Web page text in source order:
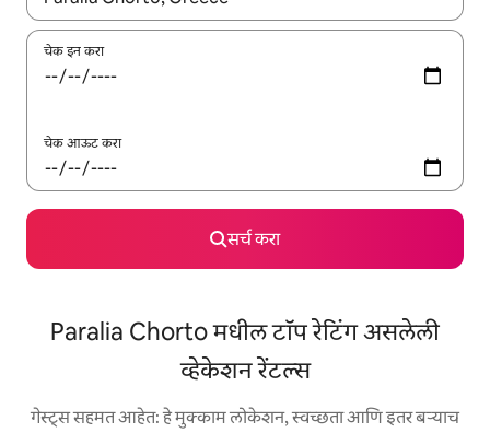
चेक इन करा
चेक आऊट करा
सर्च करा
Paralia Chorto मधील टॉप रेटिंग असलेली
व्हेकेशन रेंटल्स
गेस्ट्स सहमत आहेत: हे मुक्काम लोकेशन, स्वच्छता आणि इतर बऱ्याच